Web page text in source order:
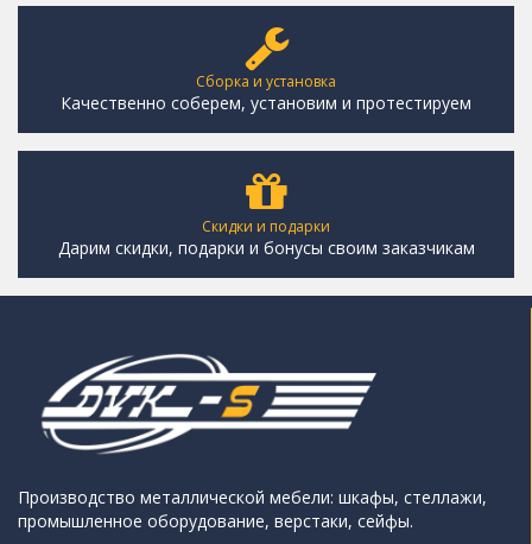
Сборка и установка
Качественно соберем, установим и протестируем
Скидки и подарки
Дарим скидки, подарки и бонусы своим заказчикам
Производство металлической мебели: шкафы, стеллажи,
промышленное оборудование, верстаки, сейфы.